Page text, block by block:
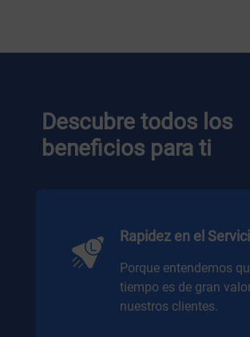
Descubre todos los
beneficios para ti
Rapidez en el
Porque entendemos
tiempo es de gran
nuestros clientes.